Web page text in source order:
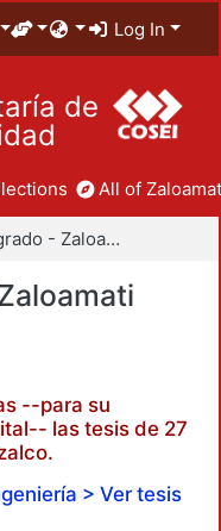
Log In
de
All of
Tesis de posgrado - Zaloamati
--para su
las tesis de 27
> Ver tesis